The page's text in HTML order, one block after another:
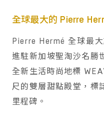
全球最大的 Pierre
Pierre Hermé 全球最
進駐新加坡聖淘沙名勝
全新生活時尚地標
尺的雙層甜點殿堂，標
里程碑。